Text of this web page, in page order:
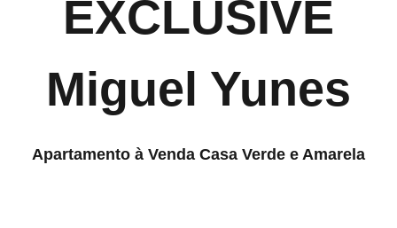
EXCLUSIVE
Miguel Yunes
Apartamento à Venda Casa Verde e Amarela